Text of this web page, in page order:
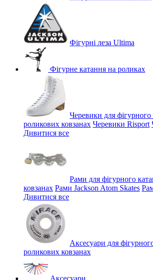
Фігурні леза Ultima
Фігурне катання на роликах
Черевики для фігурного
роликових ковзанах Черевики Risport
Дивитися все
Рами для фігурного
ковзанах Рами Jackson Atom Skates
Дивитися все
Аксесуари для
роликових ковзанах
Аксесуари